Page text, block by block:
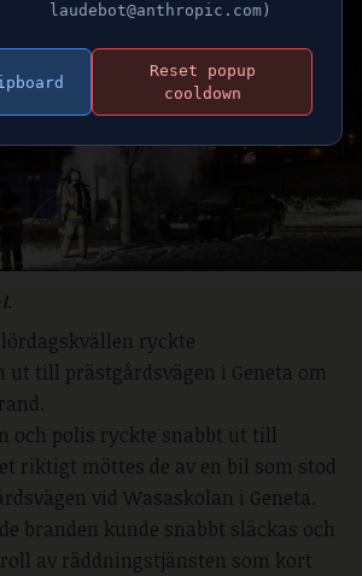
ryckte
ut till prästgårdsvägen i Geneta om
och polis ryckte snabbt ut till
riktigt möttes de av en bil som stod
vid Wasaskolan i Geneta.
branden kunde snabbt släckas och
av räddningstjänsten som kort
laudebot@anthropic.com)
Reset popup
cooldown